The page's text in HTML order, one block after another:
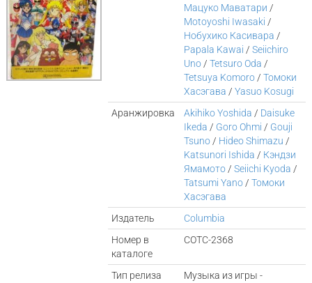
Мацуко Маватари /
Motoyoshi Iwasaki /
Нобухико Касивара /
Papala Kawai /Seiichiro
Uno /Tetsuro Oda /
Tetsuya Komoro /Томоки
Хасэгава /Yasuo Kosugi
Аранжировка
Akihiko Yoshida / Daisuke
Ikeda / Goro Ohmi / Gouji
Tsuno / Hideo Shimazu /
Katsunori Ishida / Кэндзи
Ямамото /Seiichi Kyoda /
Tatsumi Yano /Томоки
Хасэгава
Издатель
Columbia
Номер в
каталоге
COTC-2368
Тип релиза
Музыка из игры -